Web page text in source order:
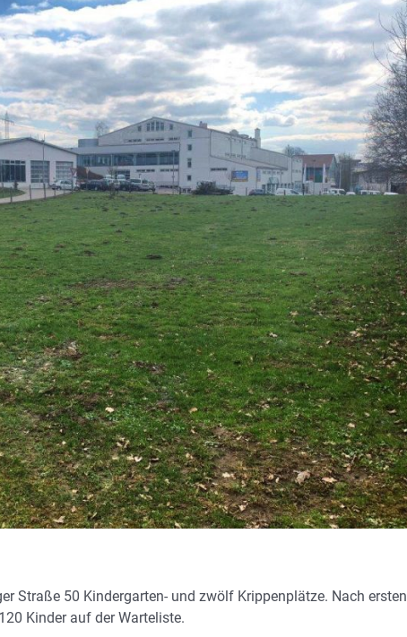
Straße 50 Kindergarten- und zwölf Krippenplätze. Nach ersten
Kinder auf der Warteliste.